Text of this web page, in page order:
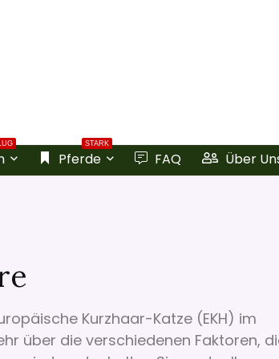
STARK
Pferde FAQ Über
Kurzhaar-Katze (EKH) im
über die verschiedenen Faktoren,